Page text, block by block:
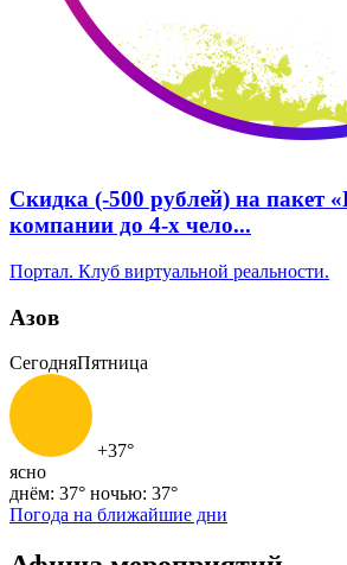
Скидка (-500 рублей) на пакет
компании до 4-х чело...
Портал. Клуб виртуальной реальности.
Азов
СегодняПятница
+37°
ясно
днём: 37° ночью: 37°
Погода на ближайшие дни